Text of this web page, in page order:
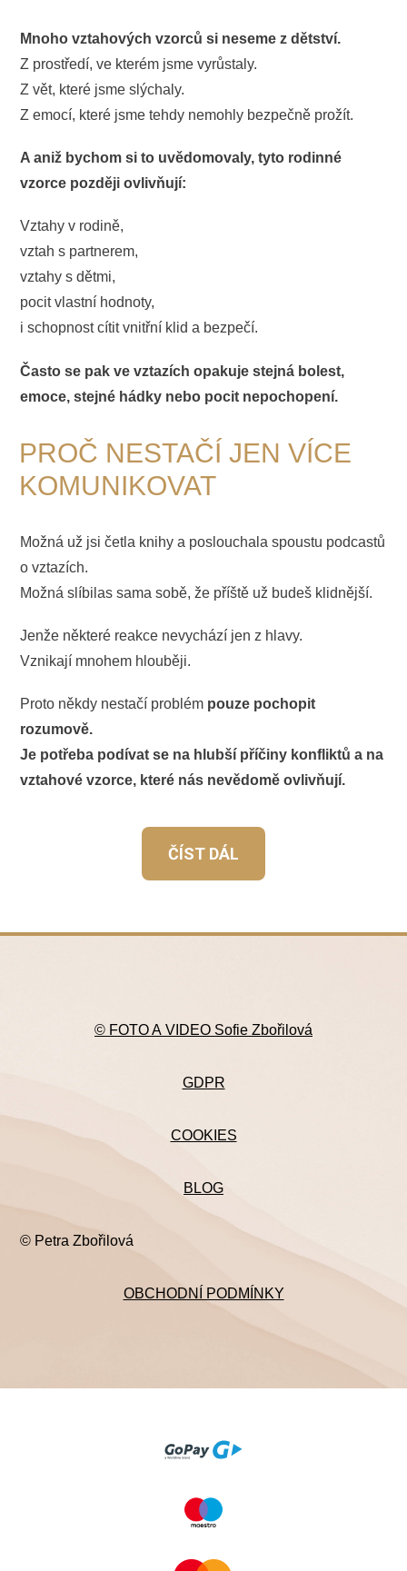
Mnoho vztahových vzorců si neseme z dětství.
Z prostředí, ve kterém jsme vyrůstaly.
Z vět, které jsme slýchaly.
Z emocí, které jsme tehdy nemohly bezpečně prožít.
A aniž bychom si to uvědomovaly, tyto rodinné
vzorce později ovlivňují:
Vztahy v rodině,
vztah s partnerem,
vztahy s dětmi,
pocit vlastní hodnoty,
i schopnost cítit vnitřní klid a bezpečí.
Často se pak ve vztazích opakuje stejná bolest,
emoce, stejné hádky nebo pocit nepochopení.
PROČ NESTAČÍ JEN VÍCE
KOMUNIKOVAT
Možná už jsi četla knihy a poslouchala spoustu podcastů
o vztazích.
Možná slíbilas sama sobě, že příště už budeš klidnější.
Jenže některé reakce nevychází jen z hlavy.
Vznikají mnohem hlouběji.
Proto někdy nestačí problém pouze pochopit
rozumově.
Je potřeba podívat se na hlubší příčiny konfliktů a na
vztahové vzorce, které nás nevědomě ovlivňují.
ČÍST DÁL
© FOTO A VIDEO Sofie Zbořilová
GDPR
COOKIES
BLOG
© Petra Zbořilová
OBCHODNÍ PODMÍNKY